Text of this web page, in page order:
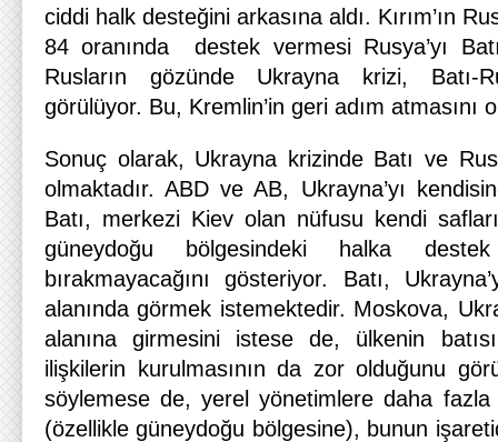
ciddi halk desteğini arkasına aldı. Kırım’ın
84 oranında destek vermesi Rusya’yı
Rusların gözünde Ukrayna krizi, Batı-
görülüyor. Bu, Kremlin’in geri adım atmasını
Sonuç olarak, Ukrayna krizinde Batı ve
olmaktadır. ABD ve AB, Ukrayna’yı
Batı, merkezi Kiev olan nüfusu kendi
güneydoğu bölgesindeki halka
bırakmayacağını gösteriyor. Batı,
alanında görmek istemektedir. Moskova,
alanına girmesini istese de, ülkenin
ilişkilerin kurulmasının da zor olduğunu
söylemese de, yerel yönetimlere daha
(özellikle güneydoğu bölgesine), bunun